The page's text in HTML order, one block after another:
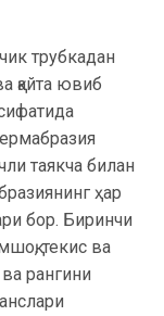
трубкадан
қайта ювиб
таякча билан
ҳар
бор. Биринчи
текис ва
ва рангини